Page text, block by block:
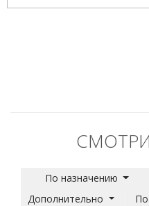
По назначению
Дополнительно